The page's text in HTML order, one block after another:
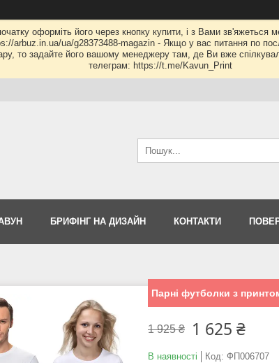
оформіть його через кнопку купити, і з Вами зв'яжеться
arbuz.in.ua/ua/g28373488-magazin - Якщо у вас питання по
то задайте його вашому менеджеру там, де Ви вже
телеграм: https://t.me/Kavun_Print
БРИФІНГ НА ДИЗАЙН КОНТАКТИ
Парні футболки з
1 925 ₴ 1 625 ₴
В наявності Код: ФП006707